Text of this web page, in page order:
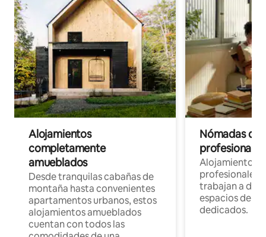
Alojamientos
completamente
amueblados
Desde tranquilas cabañas de
montaña hasta convenientes
apartamentos urbanos, estos
alojamientos amueblados
cuentan con todos las
Nómadas
Alojamientos
profesionales
trabajan a
espacios de
dedicados.